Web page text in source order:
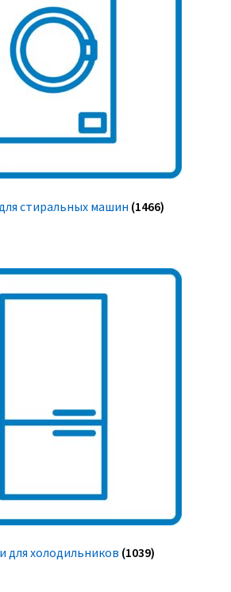
стиральных машин (1466)
для холодильников (1039)